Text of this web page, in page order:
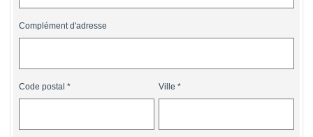
Complément d'adresse
Code postal Ville